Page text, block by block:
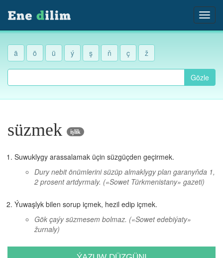
ä ö ü ý ş ň ç ž
Gözle
süzmek işlik
Suwuklygy arassalamak üçin süzgüçden geçirmek.
Dury nebit önümlerini süzüp almaklygy plan garanyňda 1,
2 prosent artdyrmaly. («Sowet Türkmenistany» gazeti)
Ýuwaşlyk bilen sorup içmek, hezil edip içmek.
Gök çaýy süzmesem bolmaz. («Sowet edebiýaty»
žurnaly)